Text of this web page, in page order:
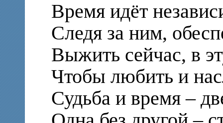
Время идёт
Следя за ним,
Выжить сейчас, в
Чтобы любить и
Судьба и время –